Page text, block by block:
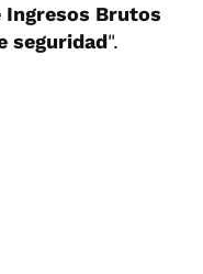
Ingresos Brutos
seguridad".